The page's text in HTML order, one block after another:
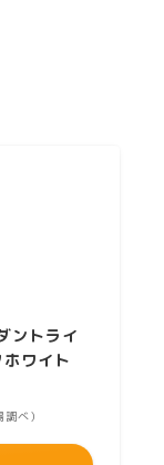
トライ
ワイト
べ）